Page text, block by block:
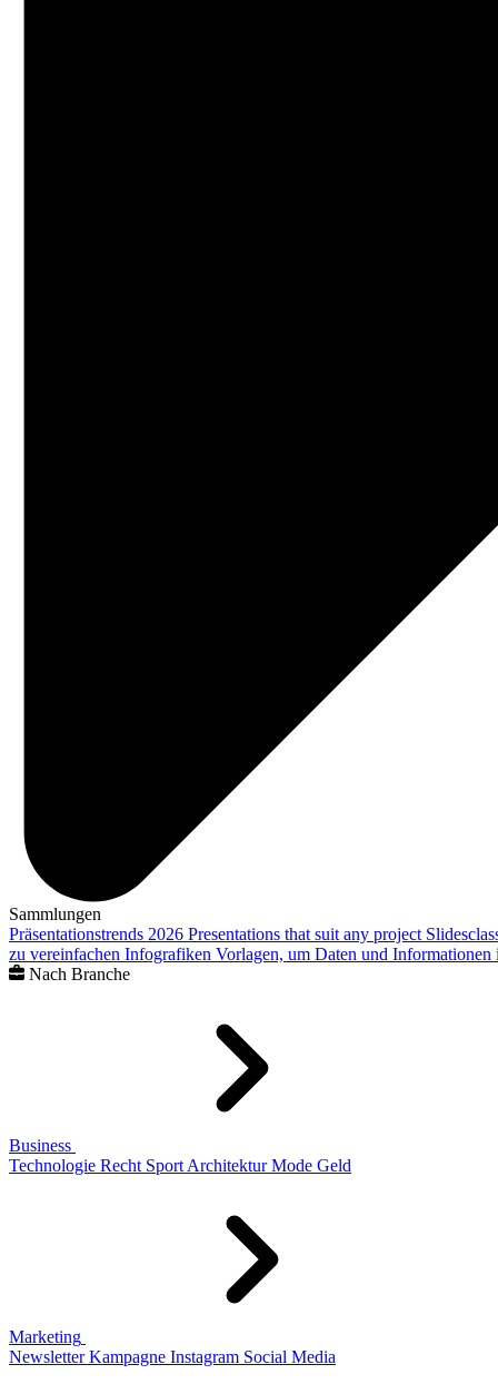
Sammlungen
Präsentationstrends 2026 Presentations that suit any project
zu vereinfachen Infografiken Vorlagen, um Daten und
Nach Branche
Business
Technologie Recht Sport Architektur Mode Geld
Marketing
Newsletter Kampagne Instagram Social Media